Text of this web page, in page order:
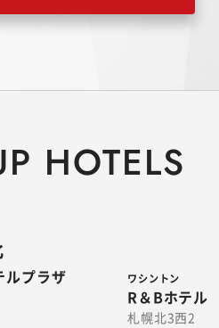
HOTELS
ルプラザ ワシントン
R＆Bホテル
札幌北3西2